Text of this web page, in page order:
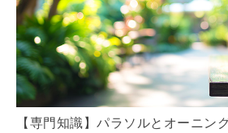
【専門知識】パラソルとオーニン